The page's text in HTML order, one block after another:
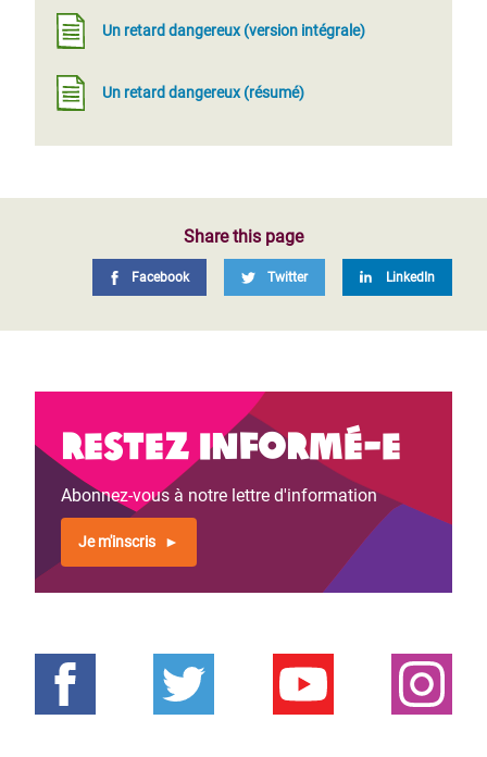
Un retard dangereux (version intégrale)
Un retard dangereux (résumé)
Share this page
Facebook Twitter LinkedIn
Restez informé-e
Abonnez-vous à notre lettre d'information
Je m'inscris